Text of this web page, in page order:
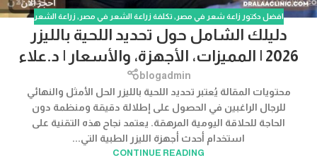
افضل دكتور زاعة شعر في مصر , تكلفة زراعة الشعر في مصر , زراعة الشعر
دليلك الشامل حول تحديد اللحية بالليزر
2026 | المميزات، الأجهزة، والأسعار | د.علاء
blogadmin
محتويات المقالة يُعتبر تحديد اللحية بالليزر الحل الأمثل والنهائي
للرجال الراغبين في الحصول على إطلالة دقيقة ومنظمة دون
الحاجة للحلاقة اليومية المرهقة. يعتمد نجاح هذه التقنية على
استخدام أحدث أجهزة الليزر الطبية التي...
CONTINUE READING